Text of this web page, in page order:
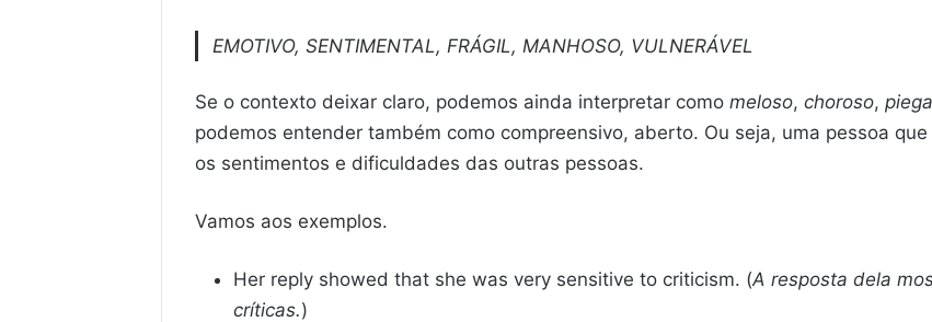
EMOTIVO, SENTIMENTAL, FRÁGIL, MANHOSO, VULNERÁVEL
Se o contexto deixar claro, podemos ainda interpretar como meloso, choroso,
podemos entender também como compreensivo, aberto. Ou seja, uma pessoa
os sentimentos e dificuldades das outras pessoas.
Vamos aos exemplos.
Her reply showed that she was very sensitive to criticism. (A resposta dela
críticas.)